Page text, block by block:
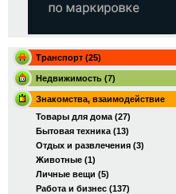
Транспорт (25)
Недвижимость (7)
Знакомства, взаимодействие
Товары для дома (27)
Бытовая техника (13)
Отдых и развлечения (3)
Животные (1)
Личные вещи (5)
Работа и бизнес (137)